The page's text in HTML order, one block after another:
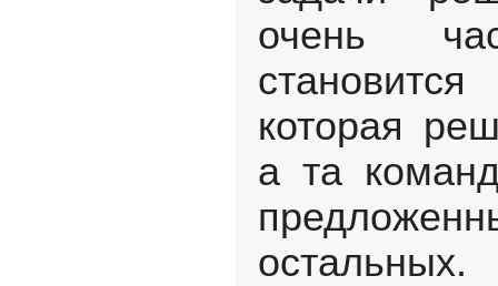
очень
которая
а та
остальных.